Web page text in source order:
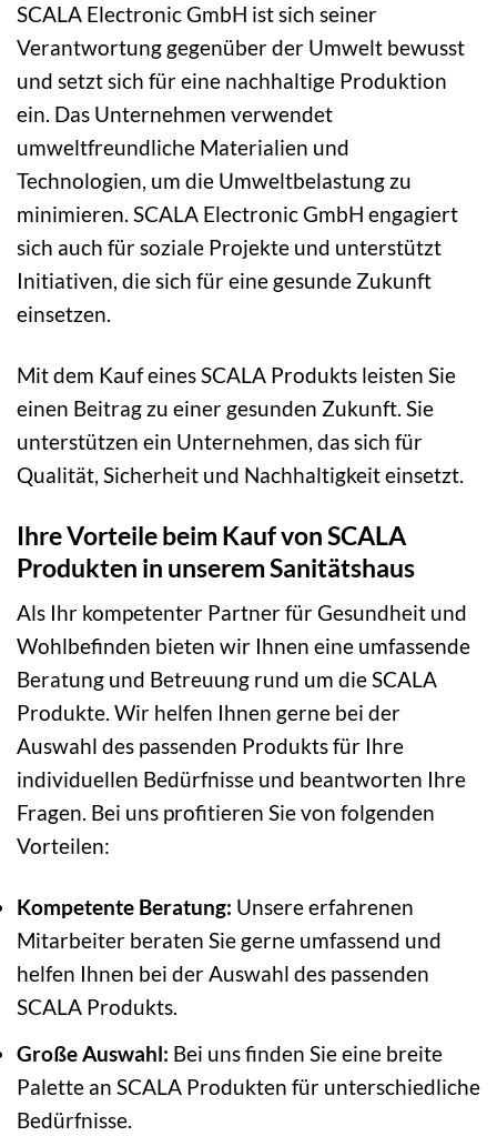
SCALA Electronic GmbH ist sich seiner
Verantwortung gegenüber der Umwelt bewusst
und setzt sich für eine nachhaltige Produktion
ein. Das Unternehmen verwendet
umweltfreundliche Materialien und
Technologien, um die Umweltbelastung zu
minimieren. SCALA Electronic GmbH engagiert
sich auch für soziale Projekte und unterstützt
Initiativen, die sich für eine gesunde Zukunft
einsetzen.
Mit dem Kauf eines SCALA Produkts leisten Sie
einen Beitrag zu einer gesunden Zukunft. Sie
unterstützen ein Unternehmen, das sich für
Qualität, Sicherheit und Nachhaltigkeit einsetzt.
Ihre Vorteile beim Kauf von SCALA
Produkten in unserem Sanitätshaus
Als Ihr kompetenter Partner für Gesundheit und
Wohlbefinden bieten wir Ihnen eine umfassende
Beratung und Betreuung rund um die SCALA
Produkte. Wir helfen Ihnen gerne bei der
Auswahl des passenden Produkts für Ihre
individuellen Bedürfnisse und beantworten Ihre
Fragen. Bei uns profitieren Sie von folgenden
Vorteilen:
Kompetente Beratung: Unsere erfahrenen
Mitarbeiter beraten Sie gerne umfassend und
helfen Ihnen bei der Auswahl des passenden
SCALA Produkts.
Große Auswahl: Bei uns finden Sie eine breite
Palette an SCALA Produkten für unterschiedliche
Bedürfnisse.